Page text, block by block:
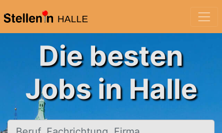
HALLE
Die besten
Jobs in Halle
Beruf, Fachrichtung, Firma